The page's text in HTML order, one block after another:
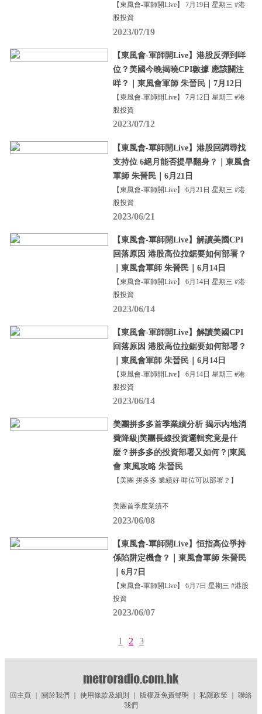
【東風會-軍師開Live】 7月19日 星期三 #港
股投資
2023/07/19
【東風會-軍師開Live】港股反彈到咩
位？美國今晚揭曉CPI數據 應該關注
咩？｜東風會軍師 朱晉民｜7月12日
【東風會-軍師開Live】 7月12日 星期三 #港
股投資
2023/07/12
【東風會-軍師開Live】港股回調尋找
支持位 6絕月能否提早翻身？｜東風會
軍師 朱晉民｜6月21日
【東風會-軍師開Live】 6月21日 星期三 #港
股投資
2023/06/21
【東風會-軍師開Live】解讀美國CPI
回落原因 港股高位拉鋸要如何部署？
｜東風會軍師 朱晉民｜6月14日
【東風會-軍師開Live】 6月14日 星期三 #港
股投資
2023/06/14
【東風會-軍師開Live】解讀美國CPI
回落原因 港股高位拉鋸要如何部署？
｜東風會軍師 朱晉民｜6月14日
【東風會-軍師開Live】 6月14日 星期三 #港
股投資
2023/06/14
美團拼多多首季業績分析 揭示內地消
費降級|美團長線投資邏輯究竟是什
麼？拼多多的投資部署又如何？|東風
會 東風攻略 朱晉民
【美團 拼多多 業績好 咩位可以部署？】
美團首季度業績不
2023/06/08
【東風會-軍師開Live】恒指高位爭持
係陷阱定機會？｜東風會軍師 朱晉民
｜6月7日
【東風會-軍師開Live】 6月7日 星期三 #港股
投資
2023/06/07
1 2 3
回主頁｜ 關於我們 使用條款及細則 版權及免責聲明 私隱政策｜ 聯絡
我們